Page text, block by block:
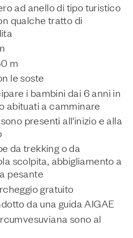
ad anello di tipo turistico
qualche tratto di
m
le soste
i bambini dai 6 anni in
abituati a camminare
presenti all'inizio e alla
da trekking o da
scolpita, abbigliamento a
pesante
gratuito
da una guida AIGAE
sono al